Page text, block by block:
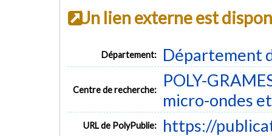
Un lien externe est
Département: Département
Centre de recherche:
POLY-
micro-ondes
URL de PolyPublie: https://